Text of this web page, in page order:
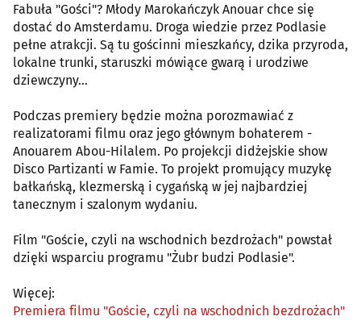
Fabuła "Gości"? Młody Marokańczyk Anouar chce się
dostać do Amsterdamu. Droga wiedzie przez Podlasie
pełne atrakcji. Są tu gościnni mieszkańcy, dzika przyroda,
lokalne trunki, staruszki mówiące gwarą i urodziwe
dziewczyny...
Podczas premiery będzie można porozmawiać z
realizatorami filmu oraz jego głównym bohaterem -
Anouarem Abou-Hilalem. Po projekcji didżejskie show
Disco Partizanti w Famie. To projekt promujący muzykę
bałkańską, klezmerską i cygańską w jej najbardziej
tanecznym i szalonym wydaniu.
Film "Goście, czyli na wschodnich bezdrożach" powstał
dzięki wsparciu programu "Żubr budzi Podlasie".
Więcej:
Premiera filmu "Goście, czyli na wschodnich bezdrożach"